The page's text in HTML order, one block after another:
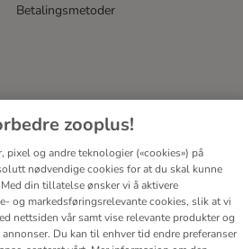
Betalingsmetoder
zooplus!
pixel og andre teknologier («cookies») på
nødvendige cookies for at du skal kunne
din tillatelse ønsker vi å aktivere
og markedsføringsrelevante cookies, slik at vi
nettsiden vår samt vise relevante produkter og
Du kan til enhver tid endre preferanser